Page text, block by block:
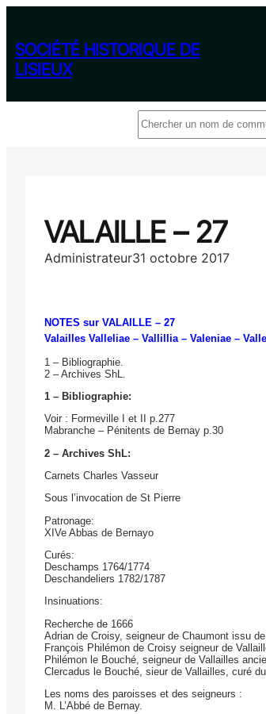
contenu
SOCIÉTÉ HISTORIQUE DE
LISIEUX
VALAILLE – 27
Administrateur31 octobre 2017
NOTES sur VALAILLE – 27
Valailles Valleliae – Vallillia – Valeniae –
1 – Bibliographie.
2 – Archives ShL.
1 – Bibliographie:
Voir : Formeville I et II p.277
Mabranche – Pénitents de Bernay p.30
2 – Archives ShL:
Carnets Charles Vasseur
Sous l’invocation de St Pierre
Patronage:
XIVe Abbas de Bernayo
Curés:
Deschamps 1764/1774
Deschandeliers 1782/1787
Insinuations:
Recherche de 1666
Adrian de Croisy, seigneur de Chaumont issu
François Philémon de Croisy seigneur de
Philémon le Bouché, seigneur de Vallailles
Clercadus le Bouché, sieur de Vallailles, curé
Les noms des paroisses et des seigneurs :
M. L’Abbé de Bernay.